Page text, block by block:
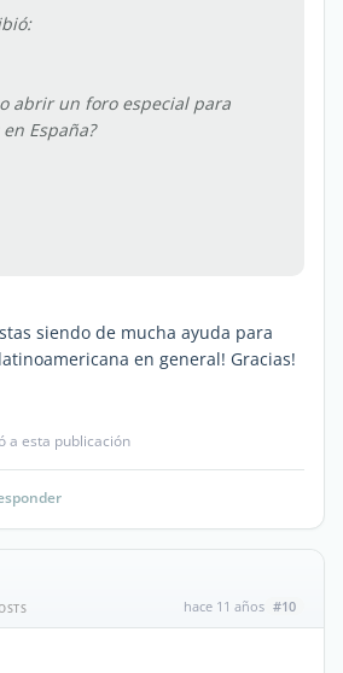
abrir un foro especial para
España?
siendo de mucha ayuda para
en general! Gracias!
a esta publicación
hace 11 años #10